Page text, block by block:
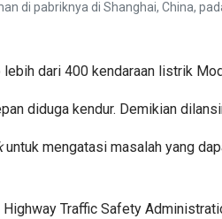
di pabriknya di Shanghai, China,
dari 400 kendaraan listrik
diduga kendur. Demikian
untuk mengatasi masalah yang
Traffic Safety